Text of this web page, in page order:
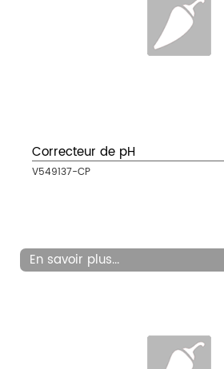
Correcteur de pH
V549137-CP
En savoir plus...